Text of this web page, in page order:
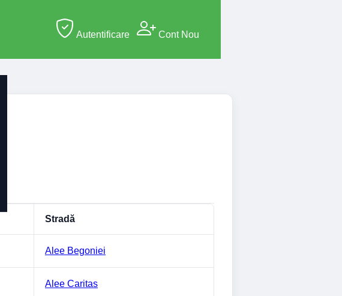
Autentificare Cont Nou
Stradă
Alee Begoniei
Alee Caritas